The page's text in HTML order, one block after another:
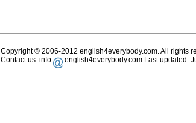
Copyright © 2006-2012 english4everybody.com. All rights
Contact us: info
english4everybody.com Last updated: